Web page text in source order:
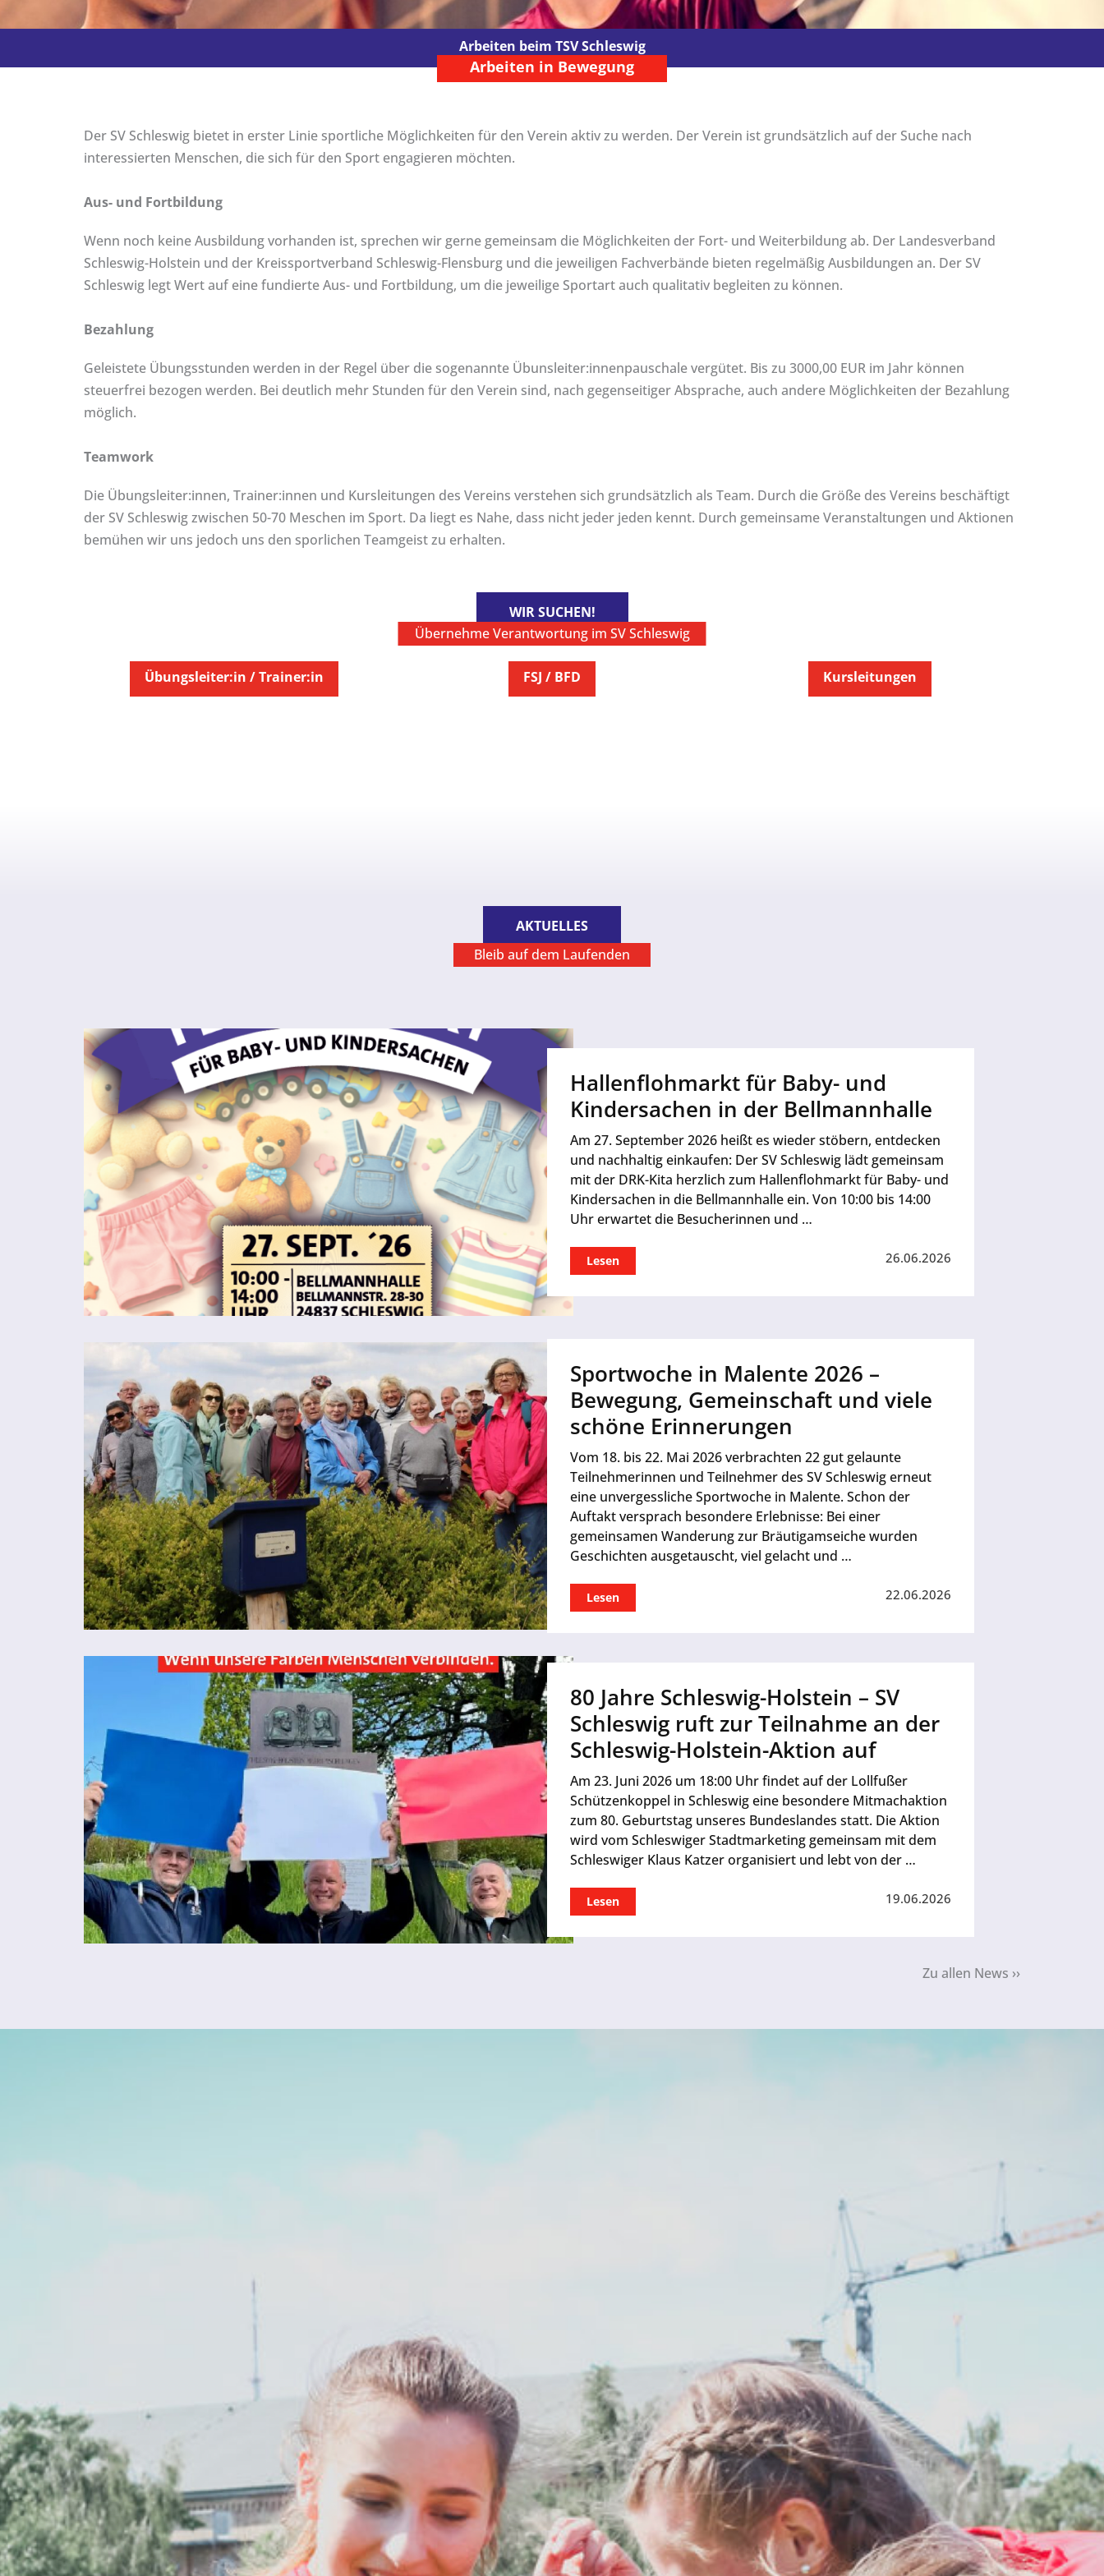
Arbeiten beim TSV Schleswig
Arbeiten in Bewegung
Der SV Schleswig bietet in erster Linie sportliche Möglichkeiten für den Verein aktiv zu werden. Der Verein ist grundsätzlich auf der Suche nach
interessierten Menschen, die sich für den Sport engagieren möchten.
Aus- und Fortbildung
Wenn noch keine Ausbildung vorhanden ist, sprechen wir gerne gemeinsam die Möglichkeiten der Fort- und Weiterbildung ab. Der Landesverband
Schleswig-Holstein und der Kreissportverband Schleswig-Flensburg und die jeweiligen Fachverbände bieten regelmäßig Ausbildungen an. Der SV
Schleswig legt Wert auf eine fundierte Aus- und Fortbildung, um die jeweilige Sportart auch qualitativ begleiten zu können.
Bezahlung
Geleistete Übungsstunden werden in der Regel über die sogenannte Übunsleiter:innenpauschale vergütet. Bis zu 3000,00 EUR im Jahr können
steuerfrei bezogen werden. Bei deutlich mehr Stunden für den Verein sind, nach gegenseitiger Absprache, auch andere Möglichkeiten der Bezahlung
möglich.
Teamwork
Die Übungsleiter:innen, Trainer:innen und Kursleitungen des Vereins verstehen sich grundsätzlich als Team. Durch die Größe des Vereins beschäftigt
der SV Schleswig zwischen 50-70 Meschen im Sport. Da liegt es Nahe, dass nicht jeder jeden kennt. Durch gemeinsame Veranstaltungen und Aktionen
bemühen wir uns jedoch uns den sporlichen Teamgeist zu erhalten.
WIR SUCHEN!
Übernehme Verantwortung im SV Schleswig
Übungsleiter:in / Trainer:in FSJ / BFD Kursleitungen
AKTUELLES
Bleib auf dem Laufenden
Hallenflohmarkt für Baby- und
Kindersachen in der Bellmannhalle
Am 27. September 2026 heißt es wieder stöbern, entdecken
und nachhaltig einkaufen: Der SV Schleswig lädt gemeinsam
mit der DRK-Kita herzlich zum Hallenflohmarkt für Baby- und
Kindersachen in die Bellmannhalle ein. Von 10:00 bis 14:00
Uhr erwartet die Besucherinnen und …
Lesen 26.06.2026
Sportwoche in Malente 2026 –
Bewegung, Gemeinschaft und viele
schöne Erinnerungen
Vom 18. bis 22. Mai 2026 verbrachten 22 gut gelaunte
Teilnehmerinnen und Teilnehmer des SV Schleswig erneut
eine unvergessliche Sportwoche in Malente. Schon der
Auftakt versprach besondere Erlebnisse: Bei einer
gemeinsamen Wanderung zur Bräutigamseiche wurden
Geschichten ausgetauscht, viel gelacht und …
Lesen 22.06.2026
80 Jahre Schleswig-Holstein – SV
Schleswig ruft zur Teilnahme an der
Schleswig-Holstein-Aktion auf
Am 23. Juni 2026 um 18:00 Uhr findet auf der Lollfußer
Schützenkoppel in Schleswig eine besondere Mitmachaktion
zum 80. Geburtstag unseres Bundeslandes statt. Die Aktion
wird vom Schleswiger Stadtmarketing gemeinsam mit dem
Schleswiger Klaus Katzer organisiert und lebt von der …
Lesen 19.06.2026
Zu allen News ››